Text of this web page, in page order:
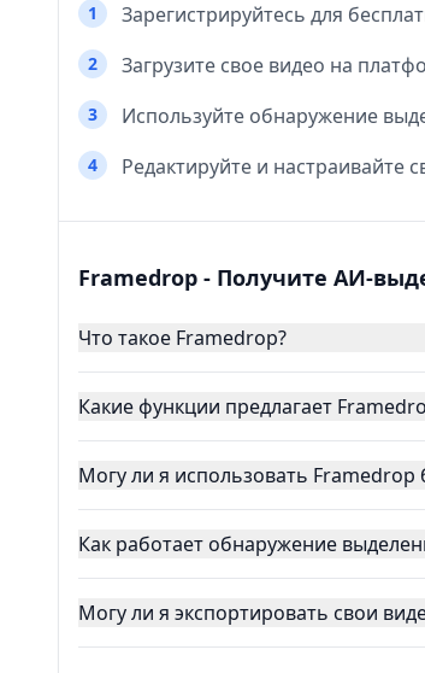
1 Зарегистрируйтесь для
2 Загрузите свое видео на
3 Используйте обнаружение
4 Редактируйте и
Framedrop - Получите АИ-
Что такое Framedrop?
Какие функции предлагает
Могу ли я использовать Framedrop
Как работает обнаружение
Могу ли я экспортировать свои